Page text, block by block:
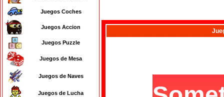
Juegos Coches
Juegos Accion
Juegos Puzzle
Juegos de Mesa
Juegos de Naves
Juegos de Lucha